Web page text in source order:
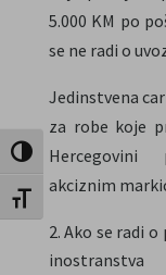
Uključi / isključi visoki
Uključi / isključi veličinu
5.000 KM po
se ne radi o
Jedinstvena
za robe koje
Hercegovini
akciznim
Ako se radi